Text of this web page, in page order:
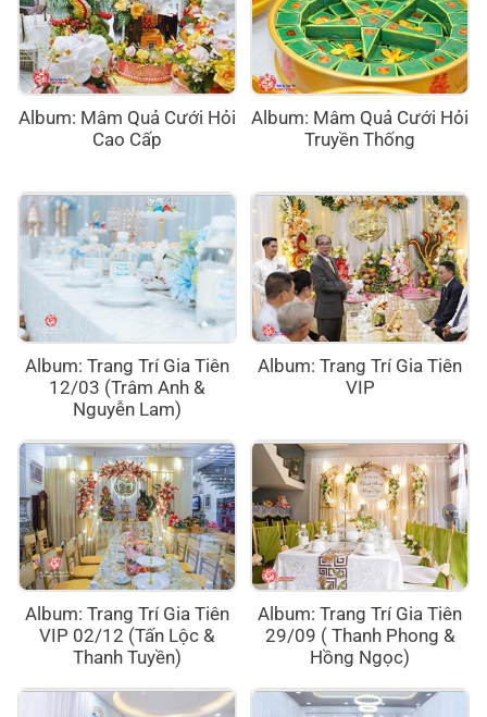
Album: Mâm Quả Cưới Hỏi
Cao Cấp
Album: Mâm Quả Cưới Hỏi
Truyền Thống
Album: Trang Trí Gia Tiên
12/03 (Trâm Anh &
Nguyễn Lam)
Album: Trang Trí Gia Tiên
VIP
Album: Trang Trí Gia Tiên
VIP 02/12 (Tấn Lộc &
Thanh Tuyền)
Album: Trang Trí Gia Tiên
29/09 ( Thanh Phong &
Hồng Ngọc)